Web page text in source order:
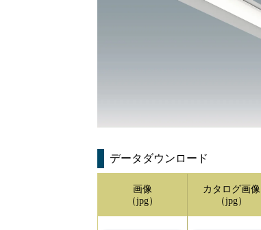
データダウンロード
画像
（jpg）
カタログ画像
（jpg）